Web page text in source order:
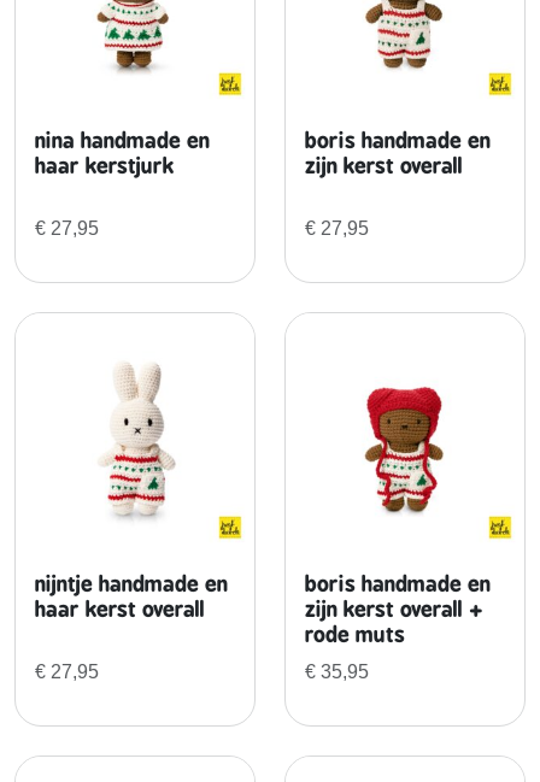
nina handmade en
haar kerstjurk
€ 27,95
boris handmade en
zijn kerst overall
€ 27,95
nijntje handmade en
haar kerst overall
€ 27,95
boris handmade en
zijn kerst overall +
rode muts
€ 35,95